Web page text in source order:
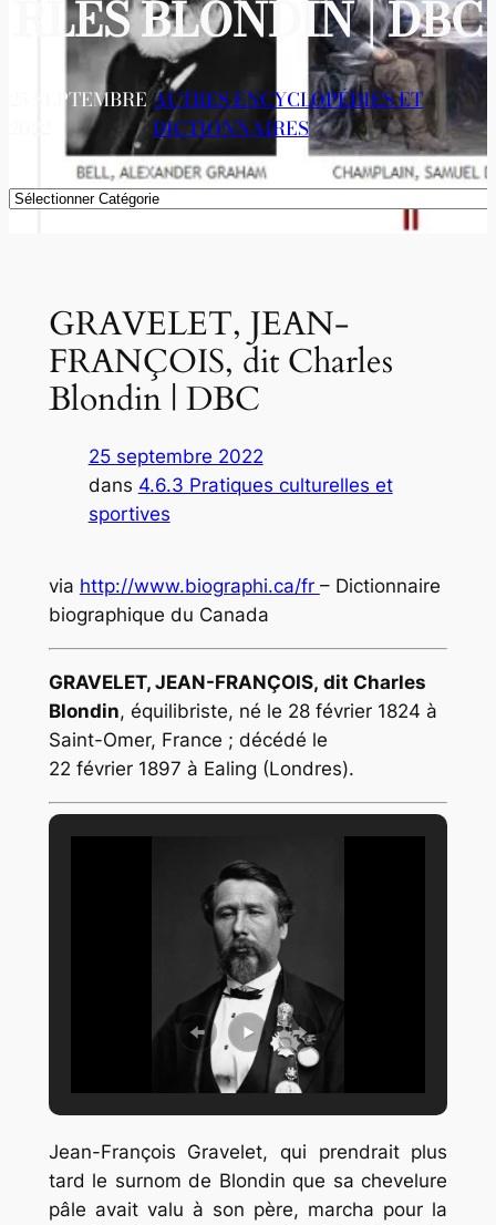
RLES BLONDIN | DBC
25 SEPTEMBREAUTRES ENCYCLOPÉDIES ET
DICTIONNAIRES
Catégories
GRAVELET, JEAN-
FRANÇOIS, dit Charles
Blondin | DBC
25 septembre 2022
dans 4.6.3 Pratiques culturelles et
sportives
via http://www.biographi.ca/fr – Dictionnaire
biographique du Canada
GRAVELET, JEAN-FRANÇOIS, dit Charles
Blondin, équilibriste, né le 28 février 1824 à
Saint-Omer, France ; décédé le
22 février 1897 à Ealing (Londres).
Jean-François Gravelet, qui prendrait plus
tard le surnom de Blondin que sa chevelure
pâle avait valu à son père, marcha pour la